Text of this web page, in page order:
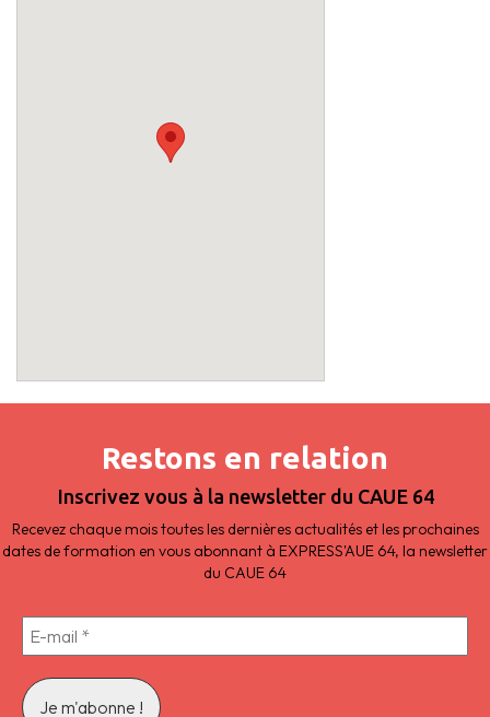
Restons en relation
Inscrivez vous à la newsletter du CAUE 64
Recevez chaque mois toutes les dernières actualités et les prochaines
dates de formation en vous abonnant à EXPRESS'AUE 64, la newsletter
du CAUE 64